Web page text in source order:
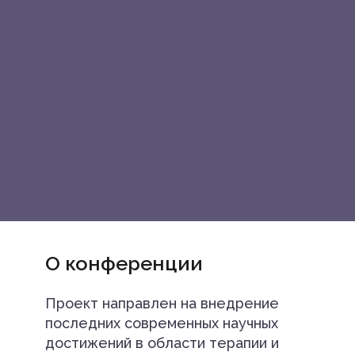
О конференции
Проект направлен на внедрение
последних современных научных
достижений в области терапии и